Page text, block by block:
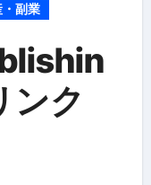
副業
ンク